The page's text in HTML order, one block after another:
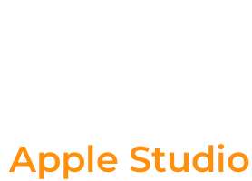
Apple